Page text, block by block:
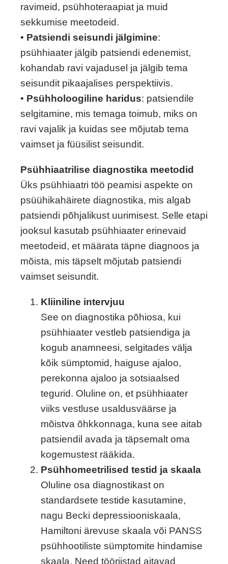
ravimeid, psühhoteraapiat ja muid
sekkumise meetodeid.
• Patsiendi seisundi jälgimine:
psühhiaater jälgib patsiendi edenemist,
kohandab ravi vajadusel ja jälgib tema
seisundit pikaajalises perspektiivis.
• Psühholoogiline haridus: patsiendile
selgitamine, mis temaga toimub, miks on
ravi vajalik ja kuidas see mõjutab tema
vaimset ja füüsilist seisundit.
Psühhiaatrilise diagnostika meetodid
Üks psühhiaatri töö peamisi aspekte on
psüühikahäirete diagnostika, mis algab
patsiendi põhjalikust uurimisest. Selle etapi
jooksul kasutab psühhiaater erinevaid
meetodeid, et määrata täpne diagnoos ja
mõista, mis täpselt mõjutab patsiendi
vaimset seisundit.
Kliiniline intervjuu
See on diagnostika põhiosa, kui
psühhiaater vestleb patsiendiga ja
kogub anamneesi, selgitades välja
kõik sümptomid, haiguse ajaloo,
perekonna ajaloo ja sotsiaalsed
tegurid. Oluline on, et psühhiaater
viiks vestluse usaldusväärse ja
mõistva õhkkonnaga, kuna see aitab
patsiendil avada ja täpsemalt oma
kogemustest rääkida.
Psühhomeetrilised testid ja skaala
Oluline osa diagnostikast on
standardsete testide kasutamine,
nagu Becki depressiooniskaala,
Hamiltoni ärevuse skaala või PANSS
psühhootiliste sümptomite hindamise
skaala. Need tööriistad aitavad